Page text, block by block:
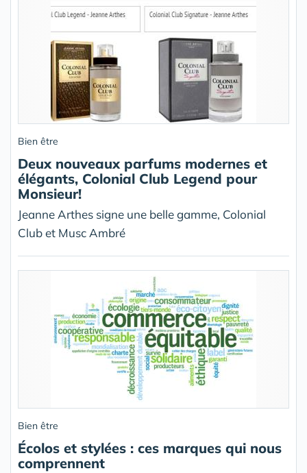
Bien être
Deux nouveaux parfums modernes et
élégants, Colonial Club Legend pour
Monsieur!
Jeanne Arthes signe une belle gamme, Colonial
Club et Musc Ambré
Bien être
Écolos et stylées : ces marques qui nous
comprennent